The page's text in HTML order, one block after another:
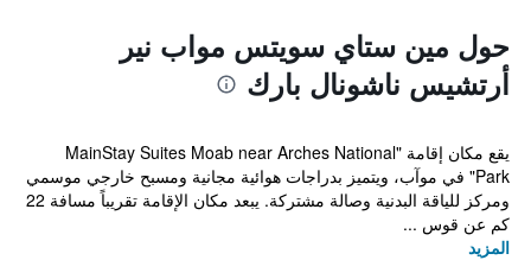
حول مين ستاي سويتس مواب نير
أرتشيس ناشونال بارك
يقع مكان إقامة "MainStay Suites Moab near Arches National
Park" في موآب، ويتميز بدراجات هوائية مجانية ومسبح خارجي موسمي
ومركز للياقة البدنية وصالة مشتركة. يبعد مكان الإقامة تقريباً مسافة 22
كم عن قوس ...
المزيد